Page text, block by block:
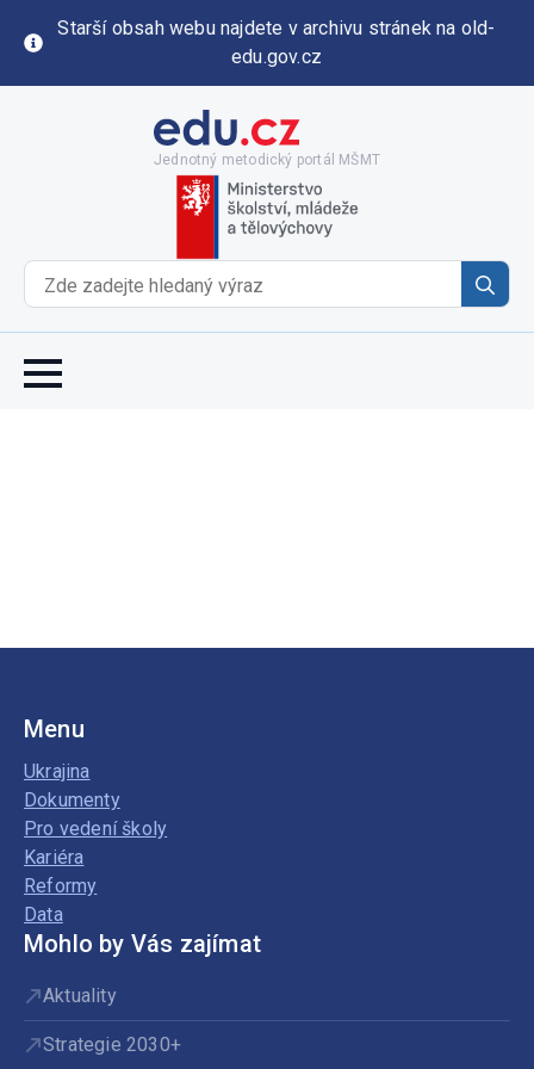
Starší obsah webu najdete v archivu stránek na old-
edu.gov.cz
Jednotný metodický portál MŠMT
for:
Menu
Ukrajina
Dokumenty
Pro vedení školy
Kariéra
Reformy
Data
Mohlo by Vás zajímat
Aktuality
Strategie 2030+